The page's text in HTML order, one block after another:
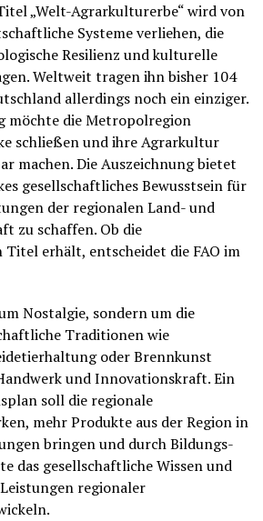
„Welt-Agrarkulturerbe“ wird von
Systeme verliehen, die
Resilienz und kulturelle
Weltweit tragen ihn bisher 104
allerdings noch ein einziger.
möchte die Metropolregion
schließen und ihre Agrarkultur
machen. Die Auszeichnung bietet
gesellschaftliches Bewusstsein für
der regionalen Land- und
zu schaffen. Ob die
erhält, entscheidet die FAO im
Nostalgie, sondern um die
Traditionen wie
oder Brennkunst
und Innovationskraft. Ein
soll die regionale
mehr Produkte aus der Region in
bringen und durch Bildungs-
das gesellschaftliche Wissen und
regionaler